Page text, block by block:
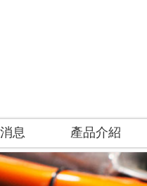
息 產品介紹